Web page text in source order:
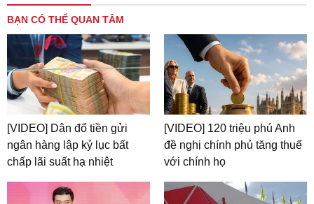
BẠN CÓ THỂ QUAN TÂM
[VIDEO] Dân đổ tiền gửi
ngân hàng lập kỷ lục bất
chấp lãi suất hạ nhiệt
[VIDEO] 120 triệu phú Anh
đề nghị chính phủ tăng thuế
với chính họ